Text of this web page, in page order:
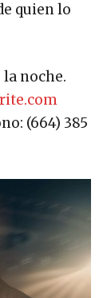
quien lo
noche.
(664) 385